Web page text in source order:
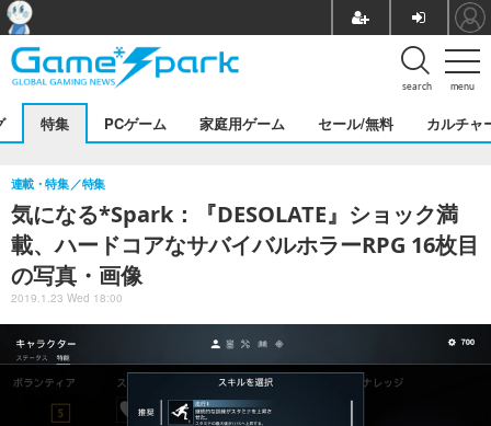
menu
search
特集 PCゲーム 家庭用ゲーム セール/無料 カルチャ
気になる*Spark：『DESOLATE』ショック満
載、ハードコアなサバイバルホラーRPG 16枚目
の写真・画像
連載・特集 特集
2019.1.23 Wed 18:00